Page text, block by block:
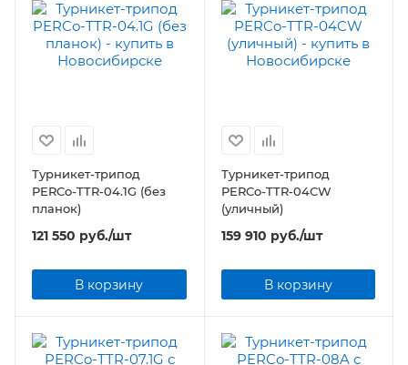
Турникет-трипод
PERCo-TTR-04.1G (без
планок)
121 550 руб./шт
В корзину
Турникет-трипод
PERCo-TTR-04CW
(уличный)
159 910 руб./шт
В корзину